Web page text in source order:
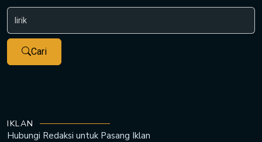
Cari
IKLAN
Hubungi Redaksi untuk Pasang Iklan